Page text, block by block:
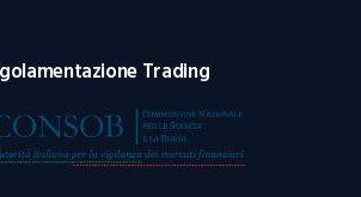
Trading